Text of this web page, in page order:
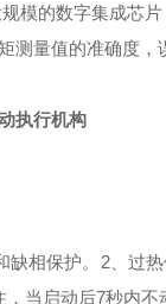
模的数字集成芯片
测量值的准确度
执行机构
相保护。 2、过
当启动后7秒内不